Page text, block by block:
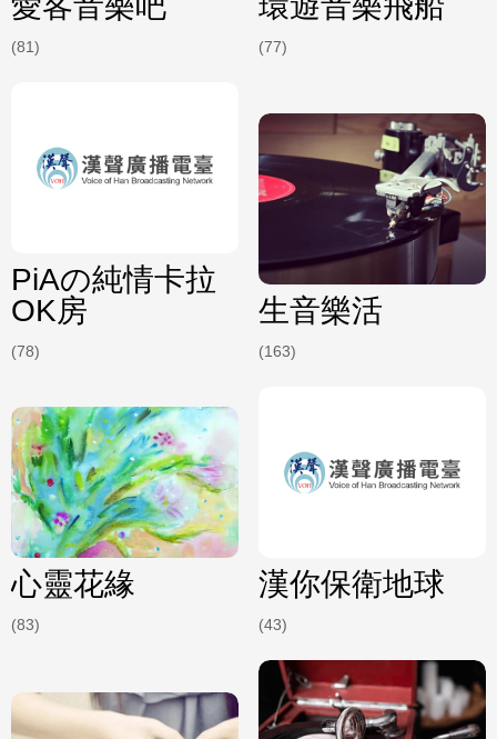
(81) (77)
PiAの純情卡拉
OK房
(78)
生音樂活
(163)
心靈花緣
(83)
漢你保衛地球
(43)